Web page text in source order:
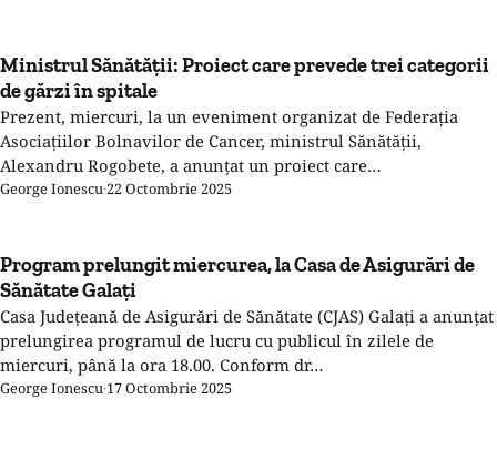
Ministrul Sănătății: Proiect care prevede trei categorii
de gărzi în spitale
Prezent, miercuri, la un eveniment organizat de Federația
Asociațiilor Bolnavilor de Cancer, ministrul Sănătății,
Alexandru Rogobete, a anunțat un proiect care…
George Ionescu·22 Octombrie 2025
Program prelungit miercurea, la Casa de Asigurări de
Sănătate Galați
Casa Județeană de Asigurări de Sănătate (CJAS) Galați a anunțat
prelungirea programul de lucru cu publicul în zilele de
miercuri, până la ora 18.00. Conform dr…
George Ionescu·17 Octombrie 2025